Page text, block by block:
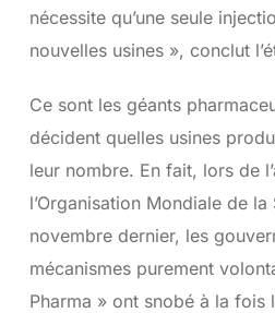
nécessite qu’une seule
nouvelles usines », conclut
Ce sont les géants
décident quelles usines
leur nombre. En fait, lors de
l’Organisation Mondiale de la
novembre dernier, les
mécanismes purement
Pharma » ont snobé à la fois